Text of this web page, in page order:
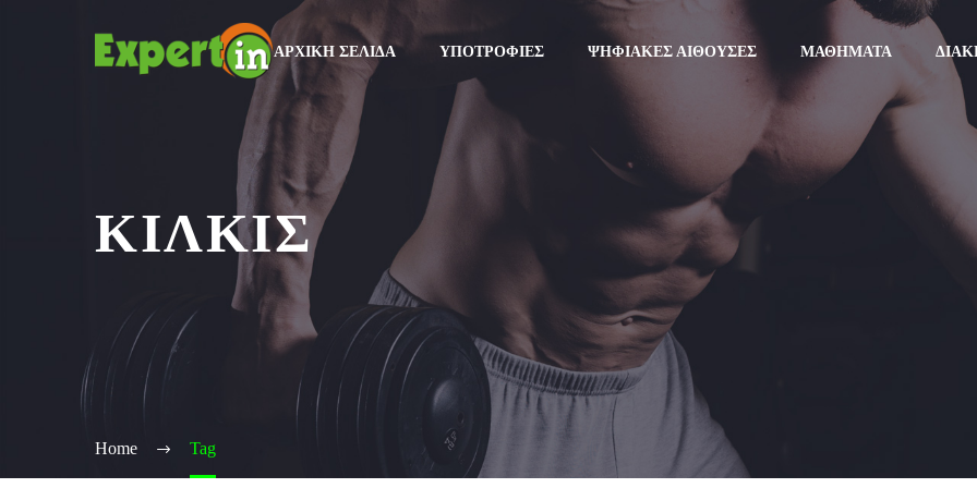
ΑΡΧΙΚΉ ΣΕΛΊΔΑ ΥΠΟΤΡΟΦΊΕΣ ΨΗΦΙΑΚΈΣ ΑΊΘΟΥΣΕΣ ΜΑΘΉΜΑΤΑ
ΚΙΛΚΙΣ
Home Tag